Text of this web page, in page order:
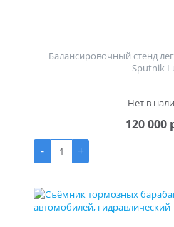
Балансировочный стенд
Sputnik
Нет в
120 000
-
+